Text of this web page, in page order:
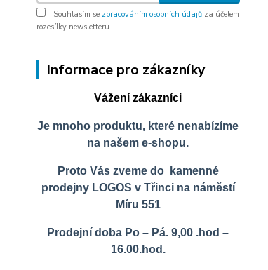
Souhlasím se zpracováním osobních údajů za účelem
rozesílky newsletteru.
Informace pro zákazníky
Vážení zákazníci
Je mnoho produktu, které nenabízíme
na našem e-shopu.
Proto Vás zveme do kamenné
prodejny LOGOS v Třinci na náměstí
Míru 551
Prodejní doba Po – Pá. 9,00 .hod –
16.00.hod.